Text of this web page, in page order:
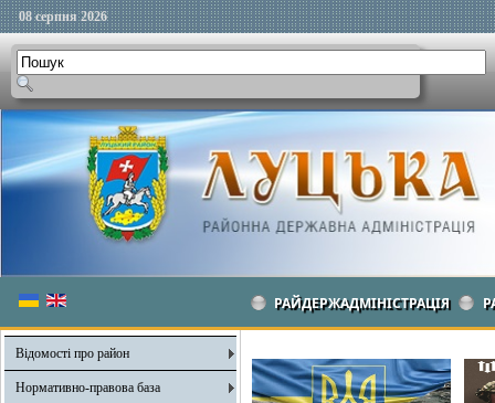
08 серпня 2026
РАЙДЕРЖАДМІНІСТРАЦІЯ
Відомості про район
Нормативно-правова база